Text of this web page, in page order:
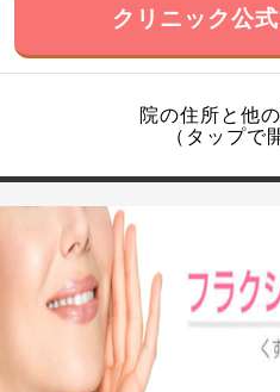
クリニック公
院の住所と他
（タップで